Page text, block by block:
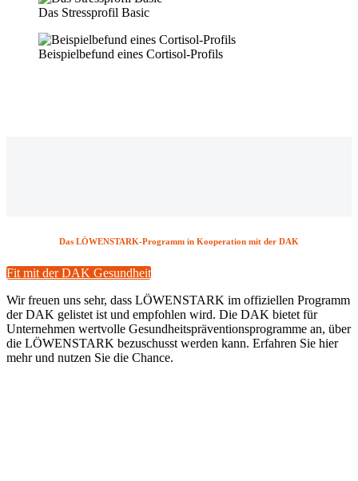
Das Stressprofil Basic
Beispielbefund eines Cortisol-Profils
Das LÖWENSTARK-Programm in Kooperation mit der DAK
Fit mit der DAK Gesundheit
Wir freuen uns sehr, dass LÖWENSTARK im offiziellen Programm
der DAK gelistet ist und empfohlen wird. Die DAK bietet für
Unternehmen wertvolle Gesundheitspräventionsprogramme an, über
die LÖWENSTARK bezuschusst werden kann. Erfahren Sie hier
mehr und nutzen Sie die Chance.